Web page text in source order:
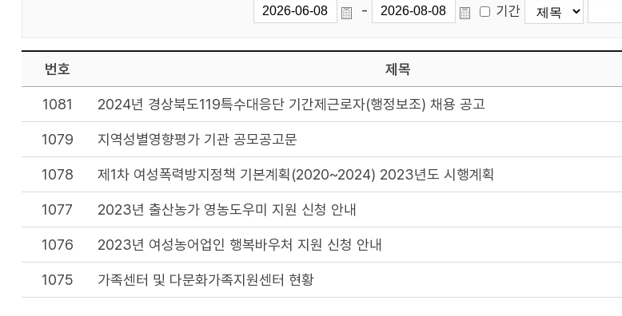
- 기간
번호 제목
1081 2024년 경상북도119특수대응단 기간제근로자(행정보조) 채용 공고
1079 지역성별영향평가 기관 공모공고문
1078 제1차 여성폭력방지정책 기본계획(2020~2024) 2023년도 시행계획
1077 2023년 출산농가 영농도우미 지원 신청 안내
1076 2023년 여성농어업인 행복바우처 지원 신청 안내
1075 가족센터 및 다문화가족지원센터 현황